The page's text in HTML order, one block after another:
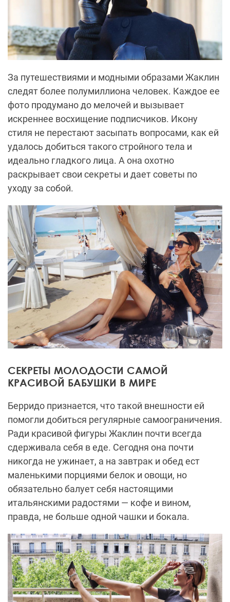
За путешествиями и модными образами Жаклин
следят более полумиллиона человек. Каждое ее
фото продумано до мелочей и вызывает
искреннее восхищение подписчиков. Икону
стиля не перестают засыпать вопросами, как ей
удалось добиться такого стройного тела и
идеально гладкого лица. А она охотно
раскрывает свои секреты и дает советы по
уходу за собой.
СЕКРЕТЫ МОЛОДОСТИ САМОЙ
КРАСИВОЙ БАБУШКИ В МИРЕ
Берридо признается, что такой внешности ей
помогли добиться регулярные самоограничения.
Ради красивой фигуры Жаклин почти всегда
сдерживала себя в еде. Сегодня она почти
никогда не ужинает, а на завтрак и обед ест
маленькими порциями белок и овощи, но
обязательно балует себя настоящими
итальянскими радостями — кофе и вином,
правда, не больше одной чашки и бокала.